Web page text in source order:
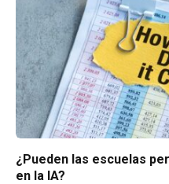
¿Pueden las escuelas
en la IA?